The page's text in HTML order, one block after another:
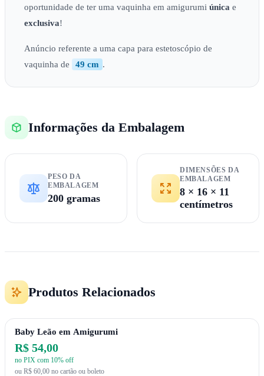
oportunidade de ter uma vaquinha em amigurumi única e
exclusiva!
Anúncio referente a uma capa para estetoscópio de
vaquinha de
49 cm .
Informações da Embalagem
PESO DA
EMBALAGEM
200 gramas
DIMENSÕES DA
EMBALAGEM
8 × 16 × 11
centímetros
Produtos Relacionados
Baby Leão em Amigurumi
R$ 54,00
no PIX com 10% off
ou R$ 60,00 no cartão ou boleto